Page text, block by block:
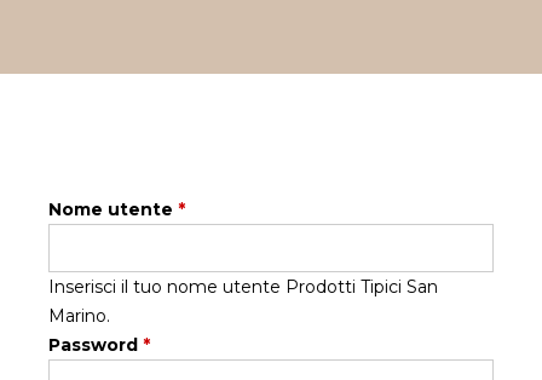
Nome utente *
Inserisci il tuo nome utente Prodotti Tipici San
Marino.
Password *